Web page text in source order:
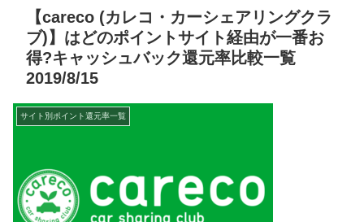
【careco (カレコ・カーシェアリングクラ
ブ)】はどのポイントサイト経由が一番お
得?キャッシュバック還元率比較一覧
2019/8/15
サイト別ポイント還元率一覧